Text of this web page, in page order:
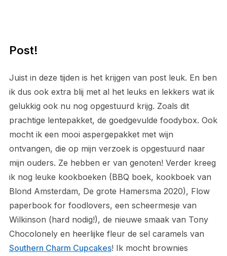
Post!
Juist in deze tijden is het krijgen van post leuk. En ben
ik dus ook extra blij met al het leuks en lekkers wat ik
gelukkig ook nu nog opgestuurd krijg. Zoals dit
prachtige lentepakket, de goedgevulde foodybox. Ook
mocht ik een mooi aspergepakket met wijn
ontvangen, die op mijn verzoek is opgestuurd naar
mijn ouders. Ze hebben er van genoten! Verder kreeg
ik nog leuke kookboeken (BBQ boek, kookboek van
Blond Amsterdam, De grote Hamersma 2020), Flow
paperbook for foodlovers, een scheermesje van
Wilkinson (hard nodig!), de nieuwe smaak van Tony
Chocolonely en heerlijke fleur de sel caramels van
Southern Charm Cupcakes! Ik mocht brownies